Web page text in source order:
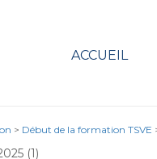
ACCUEIL
> Début de la formation TSVE